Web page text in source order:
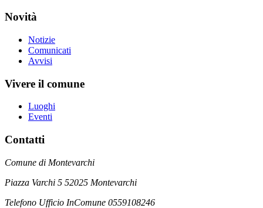
Novità
Notizie
Comunicati
Avvisi
Vivere il comune
Luoghi
Eventi
Contatti
Comune di Montevarchi
Piazza Varchi 5 52025 Montevarchi
Telefono Ufficio InComune 0559108246